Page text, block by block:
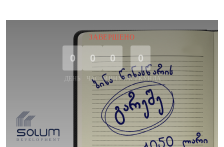
ЗАВЕРШЕНО
0
ДЕНЬ
0
ЧАС
0
МИНУТА
0
СЕКУНДА